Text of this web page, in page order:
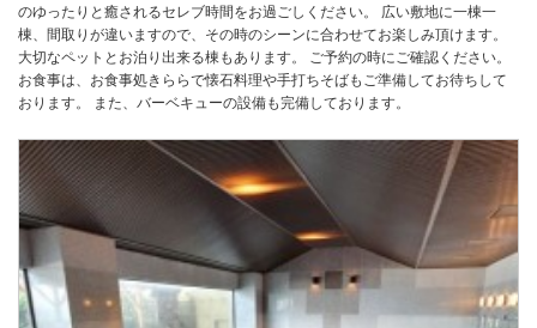
のゆったりと癒されるセレブ時間をお過ごしください。 広い敷地に一棟一
棟、間取りが違いますので、その時のシーンに合わせてお楽しみ頂けます。
大切なペットとお泊り出来る棟もあります。 ご予約の時にご確認ください。
お食事は、お食事処きららで懐石料理や手打ちそばもご準備してお待ちして
おります。 また、バーベキューの設備も完備しております。